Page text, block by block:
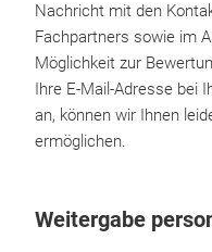
Nachricht mit den
Fachpartners sowie im
Möglichkeit zur
Ihre E-Mail-Adresse bei
an, können wir Ihnen
ermöglichen.
Weitergabe